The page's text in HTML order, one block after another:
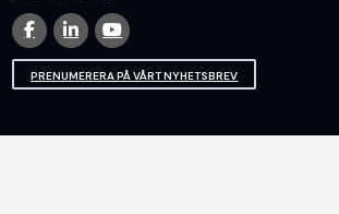
PRENUMERERA PÅ VÅRT NYHETSBREV